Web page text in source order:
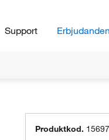
Support Erbjudanden
Produktkod.